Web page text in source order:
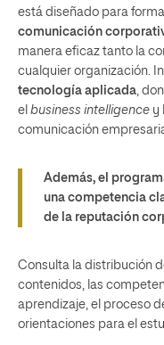
está diseñado para
comunicación
manera eficaz tanto la
cualquier organización.
tecnología aplicada,
el business intelligence y
comunicación
Además, el
una competencia
de la reputación
Consulta la distribución
contenidos, las
aprendizaje, el proceso
orientaciones para el